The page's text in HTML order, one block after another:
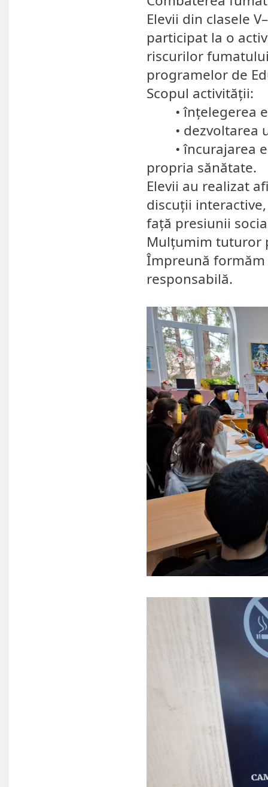
Elevii din clasele
participat la o
riscurilor
programelor de
Scopul activității:
• înțelegerea
• dezvoltarea
• încurajarea
propria sănătate.
Elevii au realizat
discuții
față presiunii
Mulțumim tuturor
Împreună
responsabilă.